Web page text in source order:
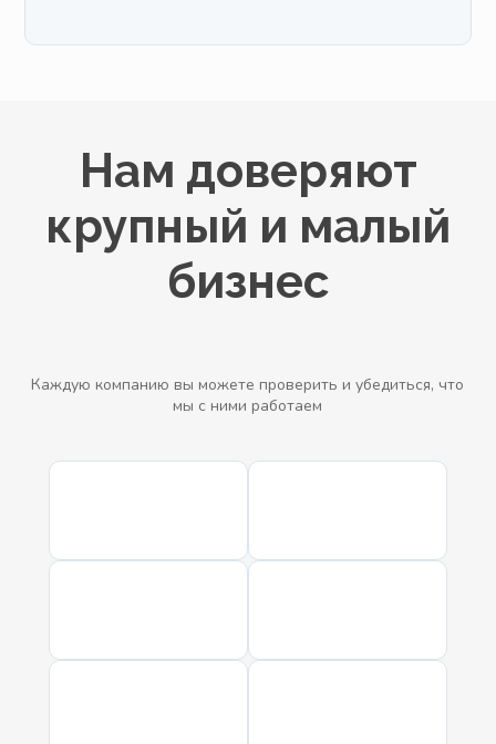
Нам доверяют
крупный и малый
бизнес
Каждую компанию вы можете проверить и убедиться, что
мы с ними работаем